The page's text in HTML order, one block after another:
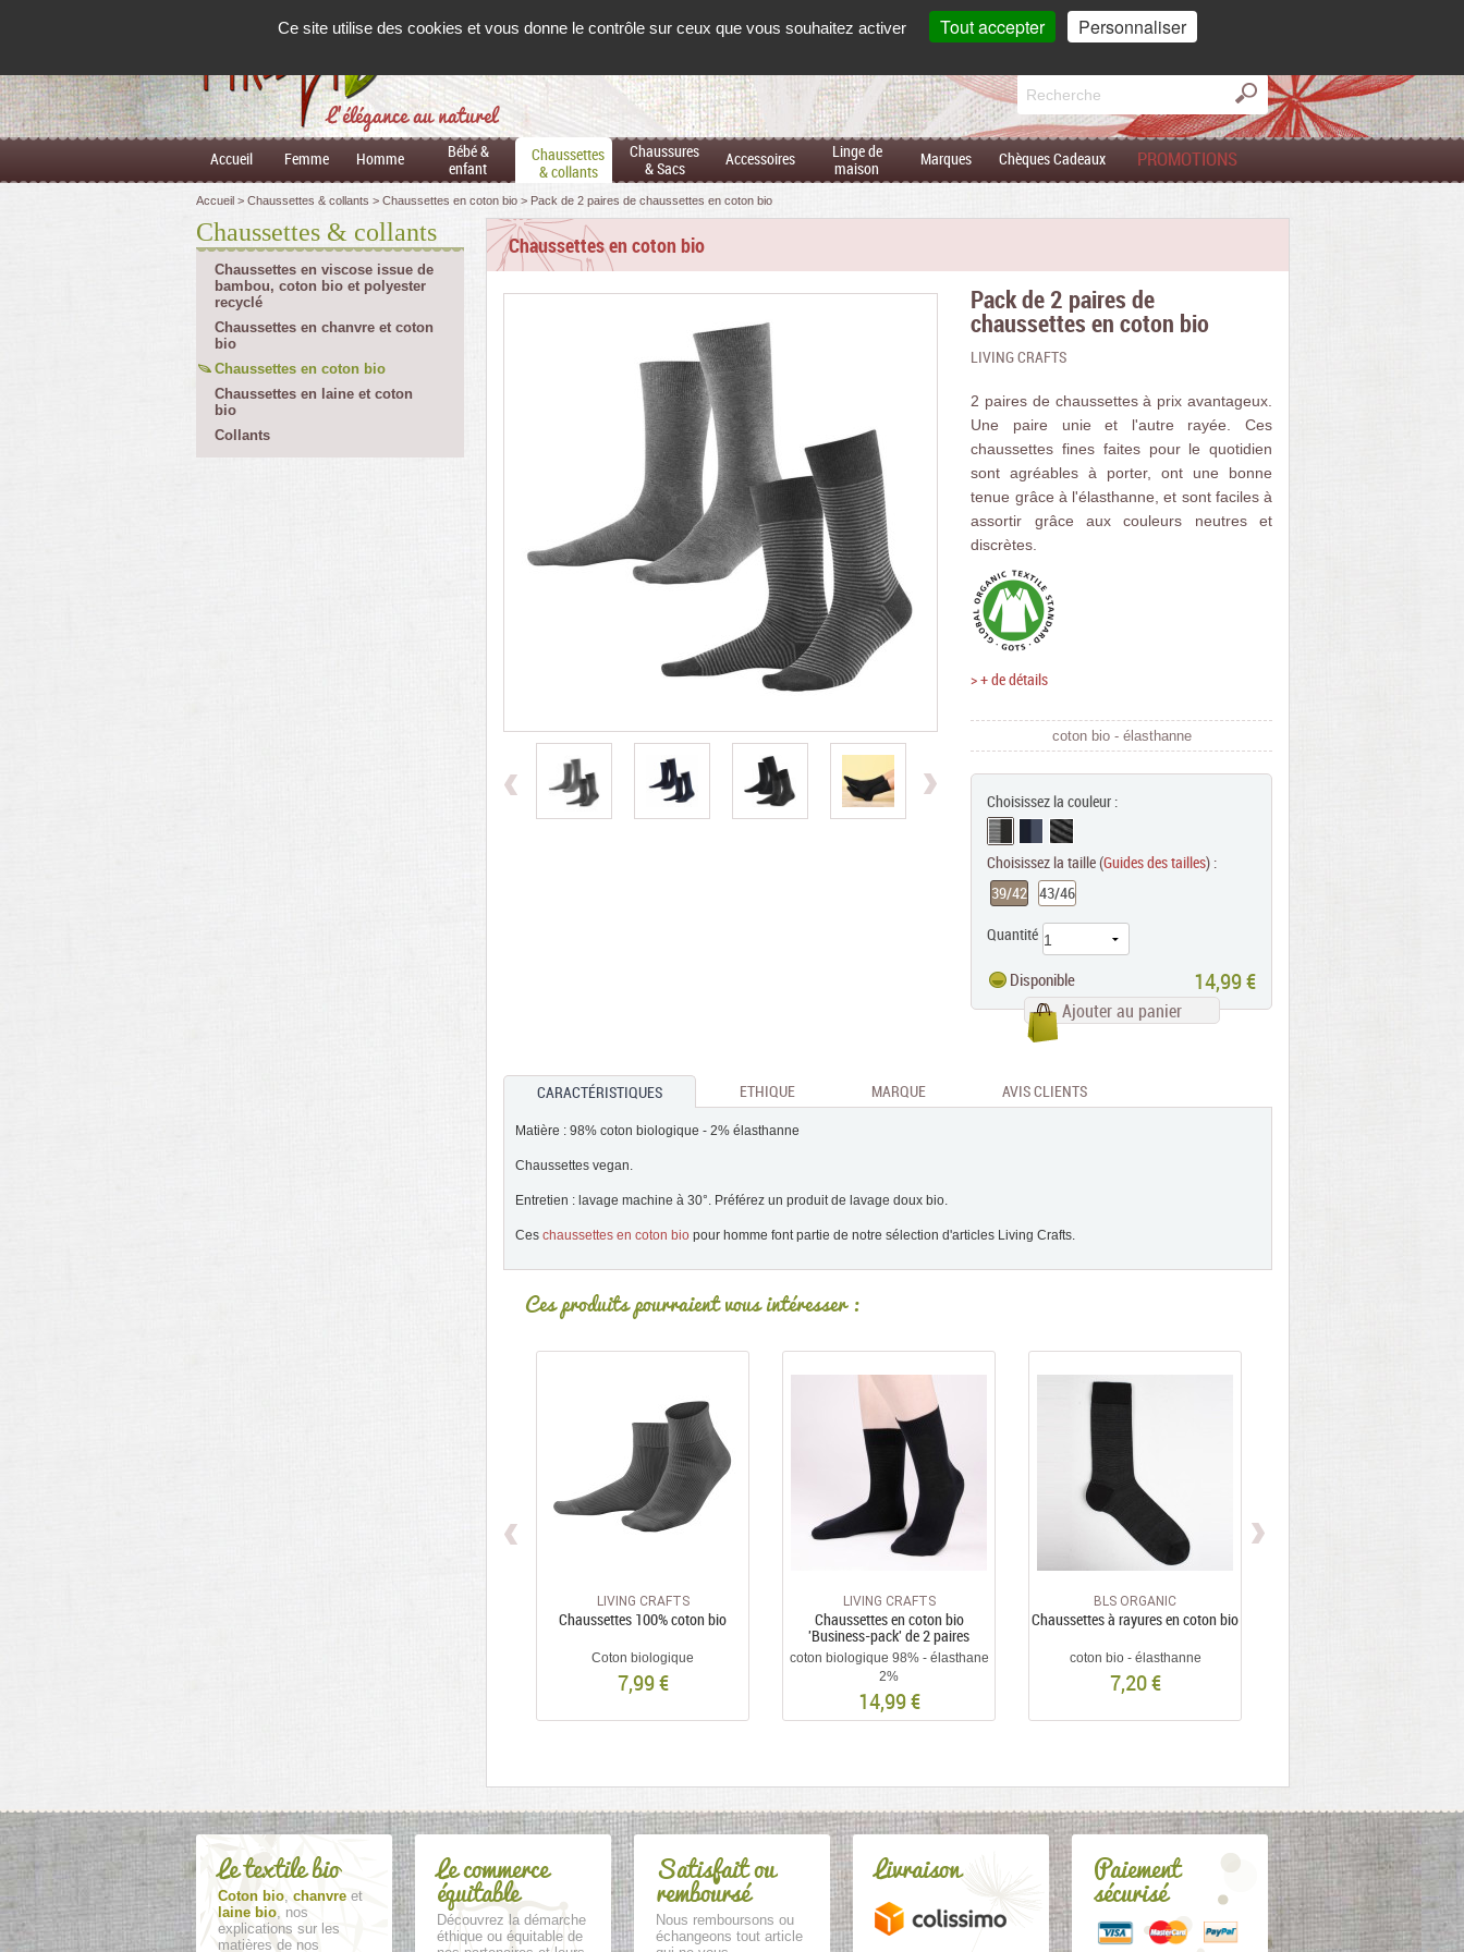
L'élégance au naturel
Monpanier
0 article(s)
Moncompte
Français
Accueil Femme Homme
Bébé &
enfant
Chaussettes
& collants
Chaussures
& Sacs
Accessoires
Linge de
maison
Marques Chèques Cadeaux PROMOTIONS
Accueil Chaussettes & collants Chaussettes en coton bio Pack de 2 paires de chaussettes en coton bio
Chaussettes en coton bio
Previous Next
Pack de 2 paires de
chaussettes en coton bio
LIVING CRAFTS
2 paires de chaussettes à prix avantageux.
Une paire unie et l'autre rayée. Ces
chaussettes fines faites pour le quotidien
sont agréables à porter, ont une bonne
tenue grâce à l'élasthanne, et sont faciles à
assortir grâce aux couleurs neutres et
discrètes.
> + de détails
coton bio - élasthanne
Choisissez la couleur :
Choisissez la taille (Guides des tailles) :
39/42 43/46
Quantité
Disponible 14,99 €
Ajouter au panier
CARACTÉRISTIQUES ETHIQUE MARQUE AVIS CLIENTS
Matière : 98% coton biologique - 2% élasthanne
Chaussettes vegan.
Entretien : lavage machine à 30°. Préférez un produit de lavage doux bio.
Ces chaussettes en coton bio pour homme font partie de notre sélection d'articles Living Crafts.
Ces produits pourraient vous intéresser :
LIVING CRAFTS
Chaussettes 100% coton bio
Coton biologique
7,99 €
LIVING CRAFTS
Chaussettes en coton bio
'Business-pack' de 2 paires
coton biologique 98% - élasthane
2%
14,99 €
BLS ORGANIC
Chaussettes à rayures en coton bio
coton bio - élasthanne
7,20 €
Chaussettes & collants
Chaussettes en viscose issue de
bambou, coton bio et polyester
recyclé
Chaussettes en chanvre et coton
bio
Chaussettes en coton bio
Chaussettes en laine et coton
bio
Collants
Le textile bio
Coton bio, chanvre et
laine bio, nos
explications sur les
matières de nos
Le commerce
équitable
Découvrez la démarche
éthique ou équitable de
Satisfait ou
remboursé
Nous remboursons ou
échangeons tout article
Livraison Paiement
sécurisé
Ce site utilise des cookies et vous donne le contrôle sur ceux que vous souhaitez activer
Tout accepter Personnaliser